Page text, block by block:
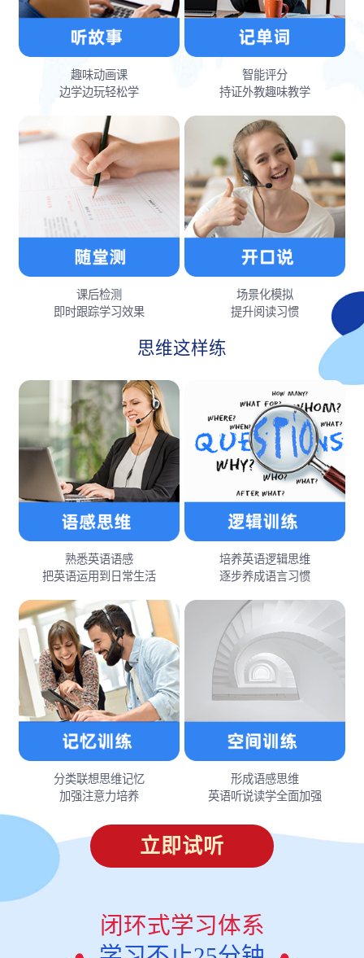
趣味动画课
边学边玩轻松学
智能评分
持证外教趣味教学
课后检测
即时跟踪学习效果
场景化模拟
提升阅读习惯
思维这样练
熟悉英语语感
把英语运用到日常生活
培养英语逻辑思维
逐步养成语言习惯
分类联想思维记忆
加强注意力培养
形成语感思维
英语听说读学全面加强
立即试听
闭环式学习体系